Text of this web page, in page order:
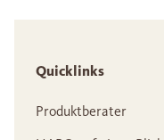
Quicklinks
Produktberater